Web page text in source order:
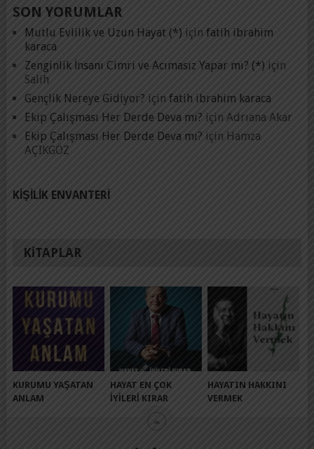
SON YORUMLAR
Mutlu Evlilik ve Uzun Hayat (*) için fatih ibrahim
karaca
Zenginlik İnsanı Cimri ve Acımasız Yapar mı? (*) için
Salih
Gençlik Nereye Gidiyor? için fatih ibrahim karaca
Ekip Çalışması Her Derde Deva mı? için Adrıana Akar
Ekip Çalışması Her Derde Deva mı? için Hamza
AÇIKGÖZ
KIŞILIK ENVANTERI
KITAPLAR
KURUMU YAŞATAN
ANLAM
HAYAT EN ÇOK
İYILERI KIRAR
HAYATIN HAKKINI
VERMEK